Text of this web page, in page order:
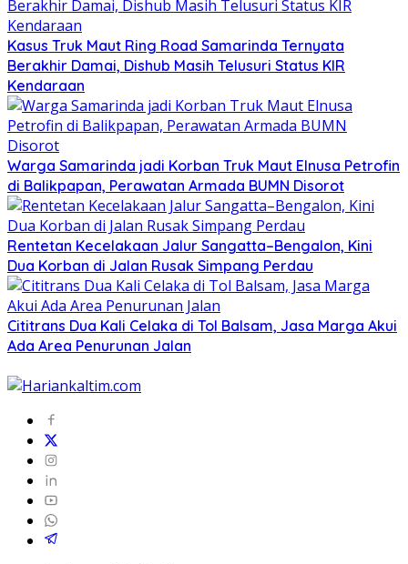
Kasus Truk Maut Ring Road Samarinda Ternyata
Berakhir Damai, Dishub Masih Telusuri Status KIR
Kendaraan
Warga Samarinda jadi Korban Truk Maut Elnusa Petrofin
di Balikpapan, Perawatan Armada BUMN Disorot
Rentetan Kecelakaan Jalur Sangatta–Bengalon, Kini
Dua Korban di Jalan Rusak Simpang Perdau
Cititrans Dua Kali Celaka di Tol Balsam, Jasa Marga Akui
Ada Area Penurunan Jalan